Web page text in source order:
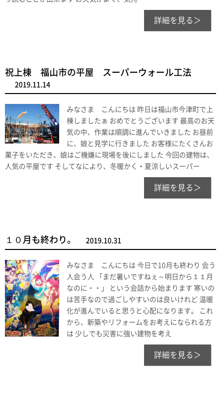
詳細を見る＞
祝上棟 福山市の平屋 スーパーウォール工法
2019.11.14
みなさま こんにちは 昨日は福山市今津町で上
棟しましたぁ おめでとうございます 最高のお天
気の中、作業は順調に進んでいきました お昼前
に、娘と見学に行きました お客様にたくさんお
菓子をいただき、娘はご機嫌に現場を後にしました 今回の建物は、
人気の平屋です そしてなにより、冬暖かく・夏涼しいスーパー
詳細を見る＞
１０月も終わり。 2019.10.31
みなさま こんにちは 今日で10月も終わり 会う
人会う人 「まだ暑いですねぇ～明日から１１月
なのに・・」 という会話から始まります 寒いの
は苦手なので過ごしやすいのは良いけれど 温暖
化が進んでいると思うと心配になります。 これ
から、新築やリフォームをお考えになられる方
は 少しでも災害に強い建物を考え
詳細を見る＞